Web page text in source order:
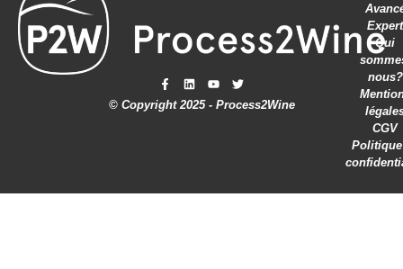
© Copyright 2025 - Process2Wine
Expert
Qui
nous?
CGV